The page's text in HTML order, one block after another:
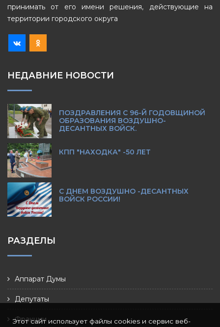
принимать от его имени решения, действующие на
территории городского округа
НЕДАВНИЕ НОВОСТИ
ПОЗДРАВЛЕНИЯ С 96-Й ГОДОВЩИНОЙ
ОБРАЗОВАНИЯ ВОЗДУШНО-
ДЕСАНТНЫХ ВОЙСК.
КПП "НАХОДКА" -50 ЛЕТ
С ДНЕМ ВОЗДУШНО -ДЕСАНТНЫХ
ВОЙСК РОССИИ!
РАЗДЕЛЫ
Аппарат Думы
Депутаты
Фракции
Этот сайт использует файлы cookies и сервис веб-